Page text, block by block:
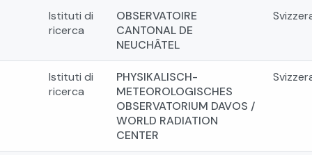
Istituti di
ricerca
OBSERVATOIRE
CANTONAL DE
NEUCHÂTEL
Istituti di
ricerca
PHYSIKALISCH-
METEOROLOGISCHES
OBSERVATORIUM DAVOS /
WORLD RADIATION
CENTER